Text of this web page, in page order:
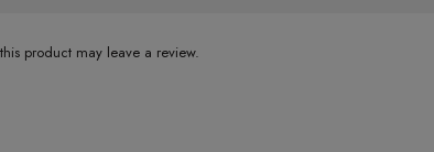
product may leave a review.